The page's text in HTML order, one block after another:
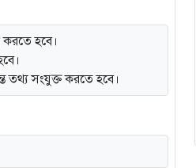
হবে।
তথ্য সংযুক্ত করতে হবে।